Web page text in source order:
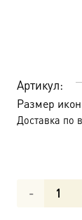
Артикул:
Размер
Доставка по
Количество